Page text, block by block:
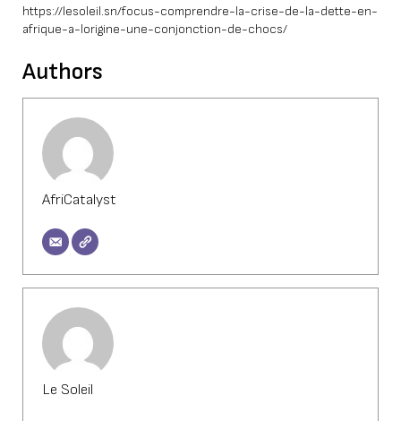
https://lesoleil.sn/focus-comprendre-la-crise-de-la-dette-en-
afrique-a-lorigine-une-conjonction-de-chocs/
Authors
AfriCatalyst
Le Soleil